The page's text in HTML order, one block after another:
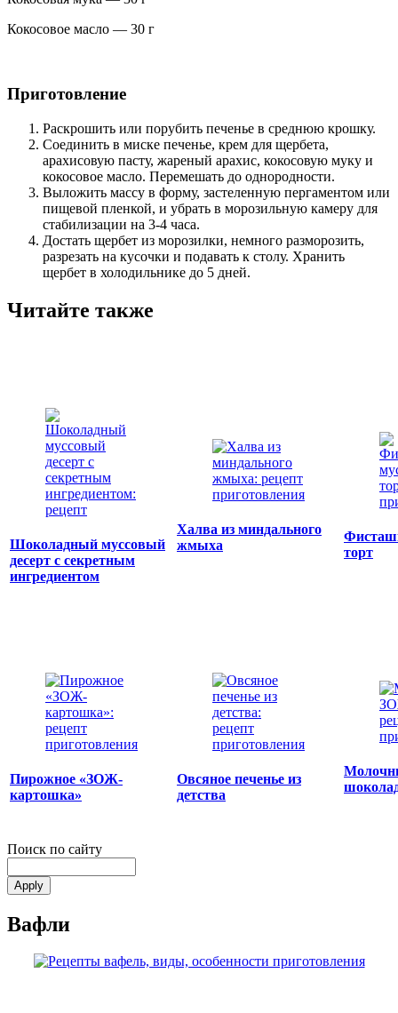
Кокосовое масло — 30 г
Приготовление
Раскрошить или порубить печенье в среднюю крошку.
Соединить в миске печенье, крем для щербета,
арахисовую пасту, жареный арахис, кокосовую муку и
кокосовое масло. Перемешать до однородности.
Выложить массу в форму, застеленную пергаментом или
пищевой пленкой, и убрать в морозильную камеру для
стабилизации на 3-4 часа.
Достать щербет из морозилки, немного разморозить,
разрезать на кусочки и подавать к столу. Хранить
щербет в холодильнике до 5 дней.
Читайте также
Шоколадный муссовый
десерт с секретным
ингредиентом
Халва из миндального
жмыха
торт
Пирожное «ЗОЖ-
картошка»
Овсяное печенье из
детства
Поиск по сайту
Вафли